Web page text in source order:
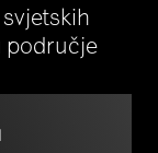
područje